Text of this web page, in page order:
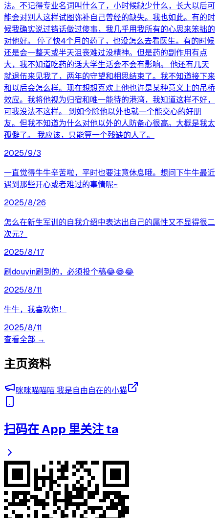
法。不记得专业名词叫什么了，小时候缺少什么，长大以后可
能会对别人这样试图弥补自己曾经的缺失。我也如此。有的时
候我确实说过错话做过傻事，我几乎用我所有的心思来笨拙的
对他好。 停了快4个月的药了，也没怎么去看医生。有的时候
还是会一整天或半天沮丧难过没精神。但是药的副作用有点
大，我不知道吃药的话大学生活会不会有影响。 他还有几天
就退伍来见我了，两年的守望和相思结束了。我不知道接下来
和以后会怎么样。现在想想喜欢上他也许是某种意义上的吊桥
效应。我将他视为归宿和唯一能待的港湾，我知道这样不好，
可我没法不这样。 到如今除他以外也就一个能交心的好朋
友。但我不知道为什么对他以外的人防备心很高。大概是我太
孤僻了。 我应该，只能算一个残缺的人了。
2025/9/3
一直觉得牛牛辛苦啦，平时也要注意休息哦。想问下牛牛最近
遇到那些开心或者难过的事情呢~
2025/8/26
怎么在新生军训的自我介绍中表达出自己的属性又不显得很二
次元？
2025/8/17
刷douyin刷到的，必须投个稿😂😂😂
2025/8/11
牛牛，我喜欢你！
2025/8/11
查看全部 →
主页资料
咪咪喵喵喵 我是自由自在的小猫
扫码在 App 里关注 ta